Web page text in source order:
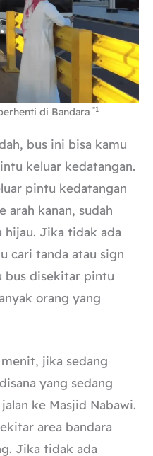
di Bandara *1
bus ini bisa kamu
keluar kedatangan.
pintu kedatangan
arah kanan, sudah
hijau. Jika tidak ada
cari tanda atau sign
bus disekitar pintu
orang yang
jika sedang
yang sedang
ke Masjid Nabawi.
area bandara
Jika tidak ada